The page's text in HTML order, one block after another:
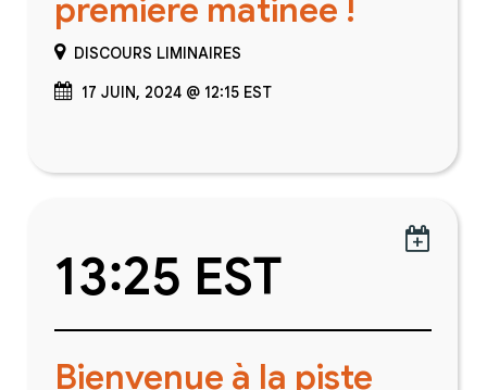
première matinée !
DISCOURS LIMINAIRES
17 JUIN, 2024 @ 12:15 EST

13:25 EST
Bienvenue à la piste